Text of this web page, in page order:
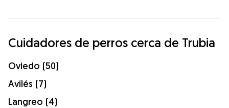
Cuidadores de perros cerca de Trubia
Oviedo (50)
Avilés (7)
Langreo (4)